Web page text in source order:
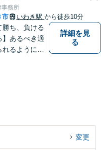
事務所
市 いわき駅 から徒歩10分
勝ち、負ける
】あるべき適
るように全
詳細を見
る
変更